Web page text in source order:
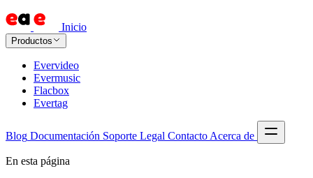
Inicio
Productos
Evervideo
Evermusic
Flacbox
Evertag
Blog Documentación Soporte Legal Contacto Acerca de
En esta página